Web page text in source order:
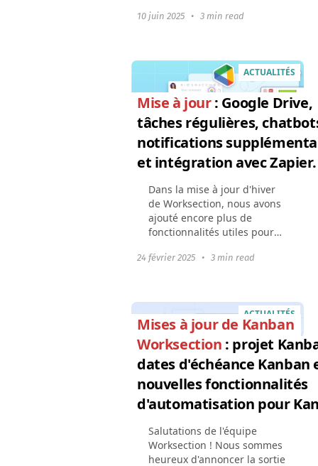
certificat ISO/IEC
10 juin 2025 • 3 min read
ACTUALITÉS
Mise à jour: Google Drive,
tâches régulières,
notifications
et intégration avec Zapier.
Dans la mise à jour d'hiver
de Worksection, nous avons
ajouté encore plus de
fonctionnalités utiles pour
l'automatisation des
24 février 2025 • 3 min read
ACTUALITÉS
Mises à jour de Kanban
Worksection : projet
dates d'échéance Kanban
nouvelles fonctionnalités
d'automatisation pour
Salutations de l'équipe
Worksection ! Nous sommes
heureux d'annoncer la sortie